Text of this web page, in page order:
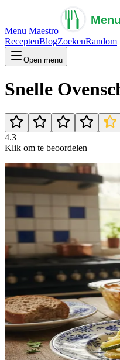
Menu Maestro
ReceptenBlogZoekenRandom
Open menu
Snelle
4.3
Klik om te beoordelen